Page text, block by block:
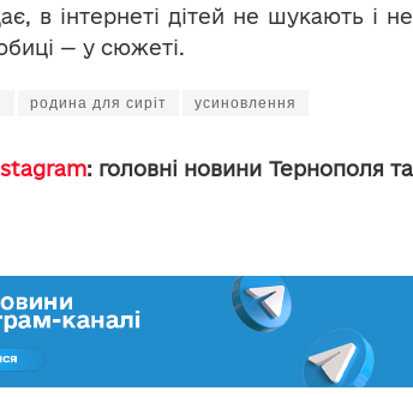
в інтернеті дітей не шукають і не
— у сюжеті.
родина для сиріт усиновлення
: головні новини Тернополя та